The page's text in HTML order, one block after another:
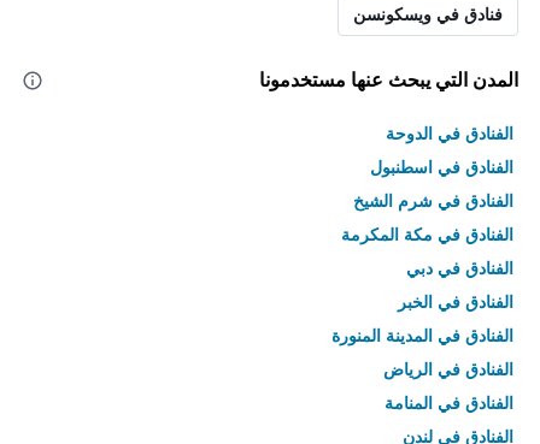
فنادق في ويسكونسن
المدن التي يبحث عنها مستخدمونا
الفنادق في الدوحة
الفنادق في اسطنبول
الفنادق في شرم الشيخ
الفنادق في مكة المكرمة
الفنادق في دبي
الفنادق في الخبر
الفنادق في المدينة المنورة
الفنادق في الرياض
الفنادق في المنامة
الفنادق في لندن